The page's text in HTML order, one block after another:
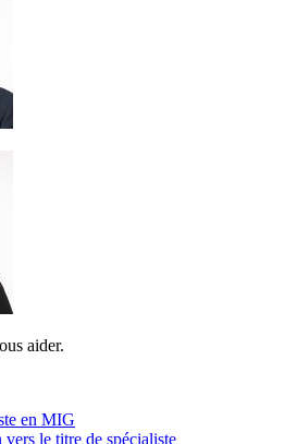
aider.
en MIG
le titre de spécialiste